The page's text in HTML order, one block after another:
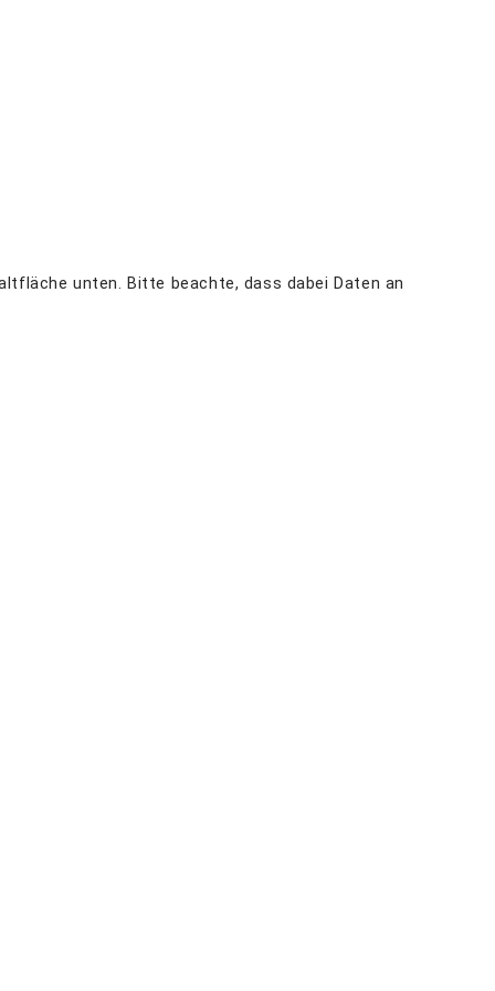
unten. Bitte beachte, dass dabei Daten an